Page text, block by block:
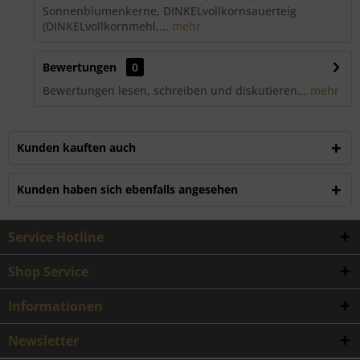
Sonnenblumenkerne, DINKELvollkornsauerteig
(DINKELvollkornmehl,... mehr
Bewertungen
0
Bewertungen lesen, schreiben und diskutieren... mehr
Kunden kauften auch
Kunden haben sich ebenfalls angesehen
Service Hotline
Shop Service
Informationen
Newsletter